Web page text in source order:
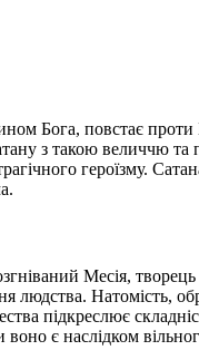
Бога, повстає проти
з такою величчю
героїзму.
Месія,
Натомість,
підкреслює
воно є наслідком